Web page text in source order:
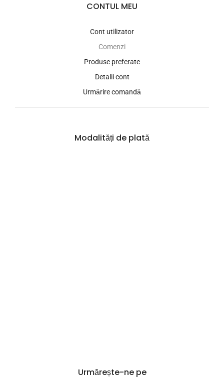
CONTUL MEU
Cont utilizator
Comenzi
Produse preferate
Detalii cont
Urmărire comandă
Modalități de plată
Urmărește-ne pe